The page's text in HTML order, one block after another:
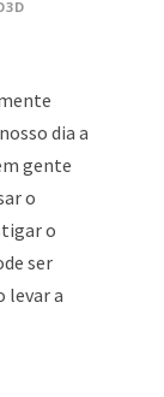
dia a
gente
o
o
ser
levar a